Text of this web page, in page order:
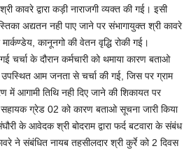
कावरे द्वारा कड़ी नाराजगी व्यक्त की गई। इसी
अद्यतन नही पाए जाने पर संभागायुक्त श्री कावरे
मार्कण्डेय, कानूनगो की वेतन वृद्धि रोकी गई।
के दौरान कर्मचारी को थमाया कारण बताओ
में उपस्थित आम जनता से चर्चा की गई, जिस पर ग्राम
में आगामी तिथि नही दिए जाने की शिकायत पर
सहायक ग्रेड 02 को कारण बताओ सूचना जारी किया
के आवेदक श्री बोदराम द्वारा फर्द बटवारा के संबंध
ने संबंधित नायब तहसीलदार श्री कुर्रे को 2 दिवस